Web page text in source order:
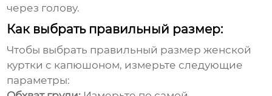
через голову.
Как выбрать правильный размер:
Чтобы выбрать правильный размерженской
куртки с капюшоном, измерьте следующие
параметры: